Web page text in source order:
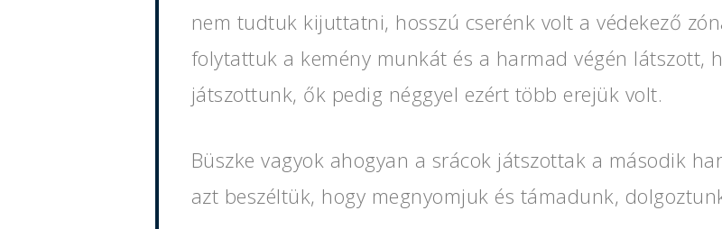
nem tudtuk kijuttatni, hosszú cserénk volt a védekező
folytattuk a kemény munkát és a harmad végén látszott,
játszottunk, ők pedig néggyel ezért több erejük volt.
Büszke vagyok ahogyan a srácok játszottak a második
azt beszéltük, hogy megnyomjuk és támadunk,